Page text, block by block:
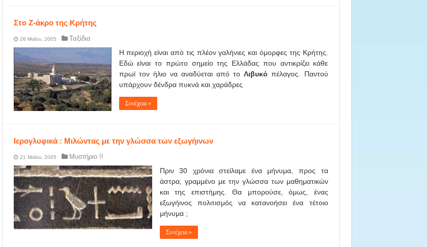
Στο Ζ-άκρο της Κρήτης
26 Μαΐου, 2005 Ταξίδια
Η περιοχή είναι από τις πλέον γαλήνιες και όμορφες της Κρήτης.
Εδώ είναι το πρώτο σημείο της Ελλάδας που αντικρίζει κάθε
πρωϊ τον ήλιο να αναδύεται από τοΛιβυκόπέλαγος. Παντού
υπάρχουν δένδρα πυκνά και χαράδρες
Συνέχεια »
Ιερογλυφικά : Μιλώντας με την γλώσσα των εξωγήινων
21 Μαΐου, 2005 Μυστήριο !!
Πριν 30 χρόνια στείλαμε ένα μήνυμα, προς τα
άστρα, γραμμένο με την γλώσσα των μαθηματικών
και της επιστήμης. Θα μπορούσε, όμως, ένας
εξωγήινος πολιτισμός να κατανοήσει ένα τέτοιο
μήνυμα ;
Συνέχεια »